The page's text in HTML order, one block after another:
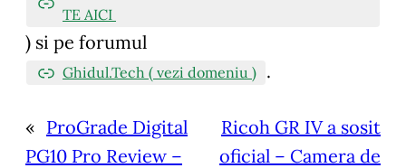
TE AICI
) si pe forumul
Ghidul.Tech ( vezi domeniu ) .
« ProGrade Digital
PG10 Pro Review –
Ricoh GR IV a sosit
oficial – Camera de